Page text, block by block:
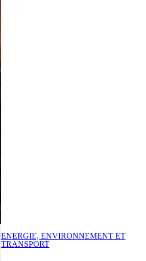
ENERGIE, ENVIRONNEMENT ET
TRANSPORT